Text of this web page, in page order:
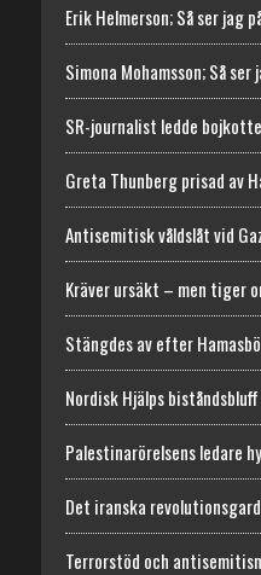
Erik Helmerson; Så ser jag
Simona Mohamsson; Så
SR-journalist ledde
Greta Thunberg prisad av
Antisemitisk våldslåt vid
Kräver ursäkt – men tiger
Stängdes av efter
Nordisk Hjälps
Palestinarörelsens ledare
Det iranska
Terrorstöd och